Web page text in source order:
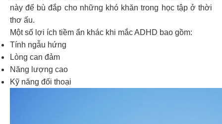
này để bù đắp cho những khó khăn trong học tập ở thời
thơ ấu.
Một số lợi ích tiềm ẩn khác khi mắc ADHD bao gồm:
Tính ngẫu hứng
Lòng can đảm
Năng lượng cao
Kỹ năng đối thoại